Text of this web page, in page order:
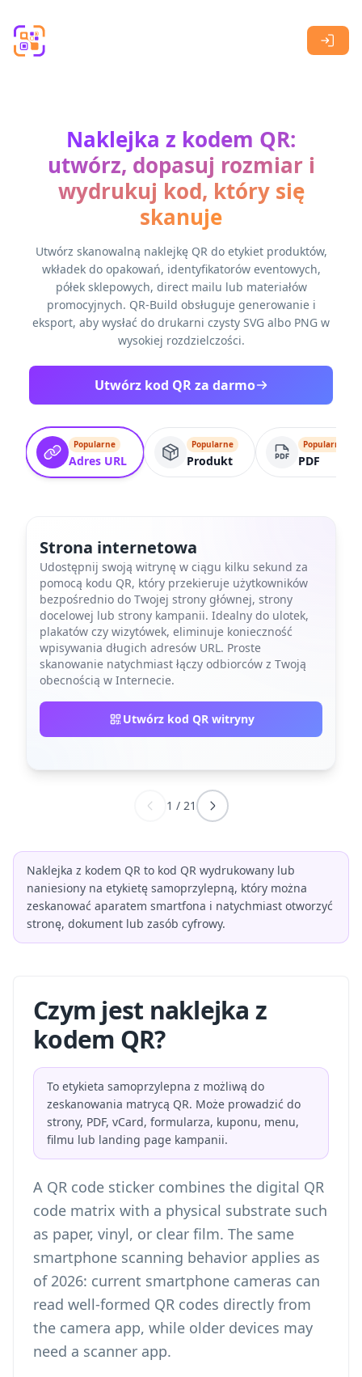
Naklejka z kodem QR:
utwórz, dopasuj rozmiar i
wydrukuj kod, który się
skanuje
Utwórz skanowalną naklejkę QR do etykiet produktów,
wkładek do opakowań, identyfikatorów eventowych,
półek sklepowych, direct mailu lub materiałów
promocyjnych. QR-Build obsługuje generowanie i
eksport, aby wysłać do drukarni czysty SVG albo PNG w
wysokiej rozdzielczości.
Utwórz kod QR za darmo
Popularne
Adres URL
Popularne
Produkt
Popularne
PDF
Strona internetowa
Udostępnij swoją witrynę w ciągu kilku sekund za
pomocą kodu QR, który przekieruje użytkowników
bezpośrednio do Twojej strony głównej, strony
docelowej lub strony kampanii. Idealny do ulotek,
plakatów czy wizytówek, eliminuje konieczność
wpisywania długich adresów URL. Proste
skanowanie natychmiast łączy odbiorców z Twoją
obecnością w Internecie.
Utwórz kod QR witryny
1 / 21
Naklejka z kodem QR to kod QR wydrukowany lub
naniesiony na etykietę samoprzylepną, który można
zeskanować aparatem smartfona i natychmiast otworzyć
stronę, dokument lub zasób cyfrowy.
Czym jest naklejka z
kodem QR?
To etykieta samoprzylepna z możliwą do
zeskanowania matrycą QR. Może prowadzić do
strony, PDF, vCard, formularza, kuponu, menu,
filmu lub landing page kampanii.
A QR code sticker combines the digital QR
code matrix with a physical substrate such
as paper, vinyl, or clear film. The same
smartphone scanning behavior applies as
of 2026: current smartphone cameras can
read well-formed QR codes directly from
the camera app, while older devices may
need a scanner app.